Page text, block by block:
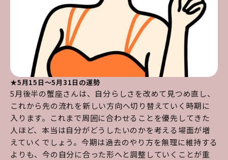
★5月15日～5月31日の運勢
5月後半の蟹座さんは、自分らしさを改めて見つめ直し、
これから先の流れを新しい方向へ切り替えていく時期に
入ります。これまで周囲に合わせることを優先してきた
人ほど、本当は自分がどうしたいのかを考える場面が増
えていくでしょう。今期は過去のやり方を無理に維持する
よりも、今の自分に合った形へと調整していくことが重